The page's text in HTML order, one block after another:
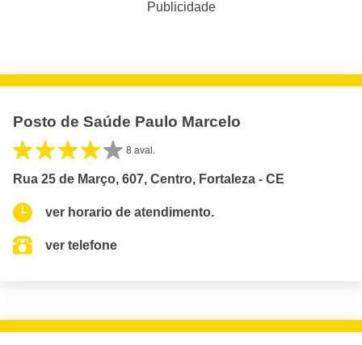
Publicidade
Posto de Saúde Paulo Marcelo
8 aval.
Rua 25 de Março, 607, Centro, Fortaleza - CE
ver horario de atendimento.
ver telefone